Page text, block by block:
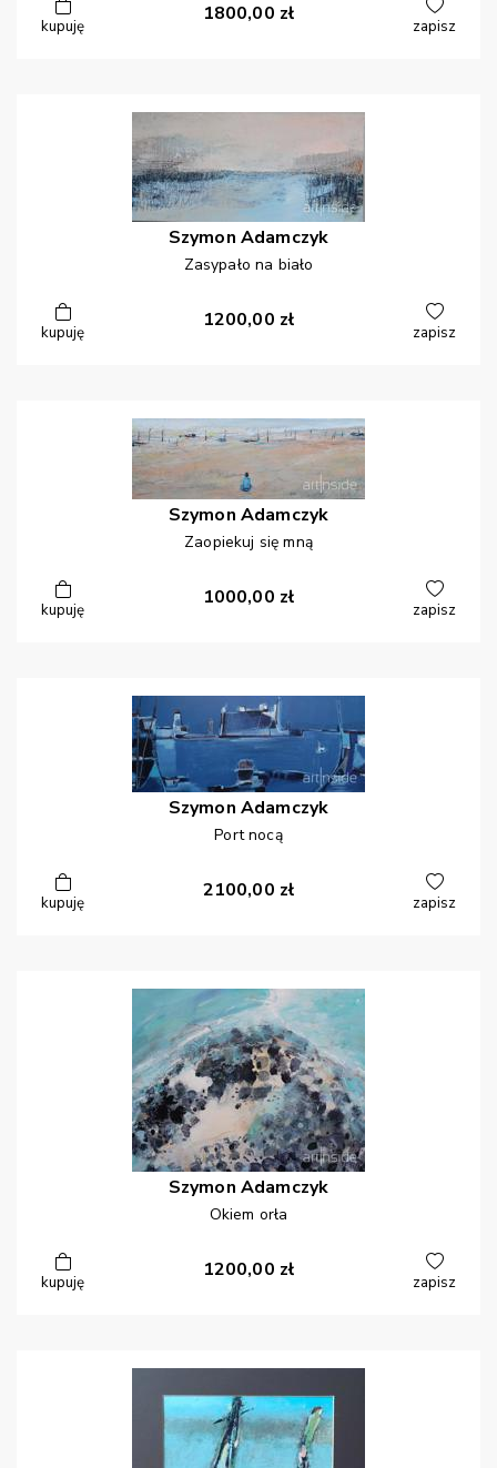
kupuję
1800,00 zł
zapisz
Szymon Adamczyk
Zasypało na biało
kupuję
1200,00 zł
zapisz
Szymon Adamczyk
Zaopiekuj się mną
kupuję
1000,00 zł
zapisz
Szymon Adamczyk
Port nocą
kupuję
2100,00 zł
zapisz
Szymon Adamczyk
Okiem orła
kupuję
1200,00 zł
zapisz